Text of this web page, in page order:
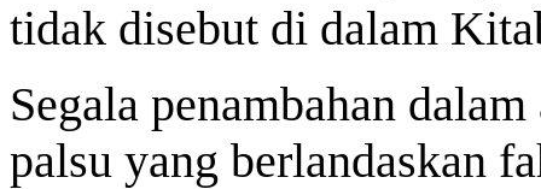
tidak disebut di dalam
Segala penambahan
palsu yang berlandaskan